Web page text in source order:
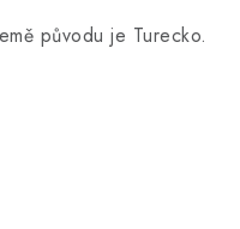
původu je Turecko.